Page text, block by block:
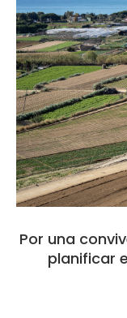
Por una
planificar